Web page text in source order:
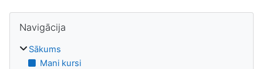
Bloki
Navigācija
Sākums
Mani kursi